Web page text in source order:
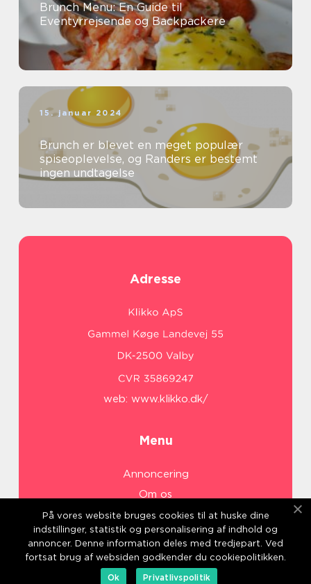
Brunch Menu: En Guide til
Eventyrrejsende og Backpackere
15. januar 2024
Brunch er blevet en meget populær
spiseoplevelse, og Randers er bestemt
ingen undtagelse
Adresse
web: www.klikko.dk/
Menu
Annoncering
Om os
Cookies
Kontakt os
Sitemap
På vores website bruges cookies til at huske dine
indstillinger, statistik og personalisering af indhold og
annoncer. Denne information deles med tredjepart. Ved
fortsat brug af websiden godkender du cookiepolitikken.
Ok
Privatlivspolitik